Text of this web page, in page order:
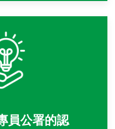
員公署的認